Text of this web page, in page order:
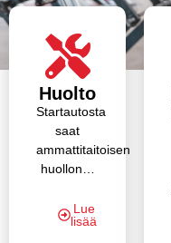
Huolto
Startautosta
saat
ammattitaitoisen
huollon…
Lue
lisää